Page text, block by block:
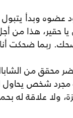
عضوه وبدأ
حقير، هذا من
ربما ضحكت
محقق من
مجرد شخص يحاول
ولا علاقة له